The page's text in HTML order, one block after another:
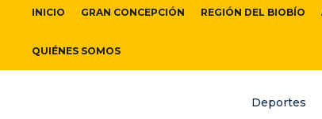
INICIO GRAN CONCEPCIÓN REGIÓN DEL BIOBÍO
QUIÉNES SOMOS
Deportes